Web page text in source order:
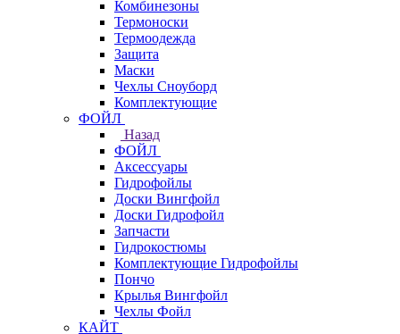
Комбинезоны
Термоноски
Термоодежда
Защита
Маски
Чехлы Сноуборд
Комплектующие
ФОЙЛ
Назад
ФОЙЛ
Аксессуары
Гидрофойлы
Доски Вингфойл
Доски Гидрофойл
Запчасти
Гидрокостюмы
Комплектующие Гидрофойлы
Пончо
Крылья Вингфойл
Чехлы Фойл
КАЙТ